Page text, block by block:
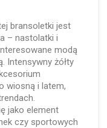
bransoletki jest
– nastolatki i
modą
Intensywny żółty
wiosną i latem,
jako element
czy sportowych